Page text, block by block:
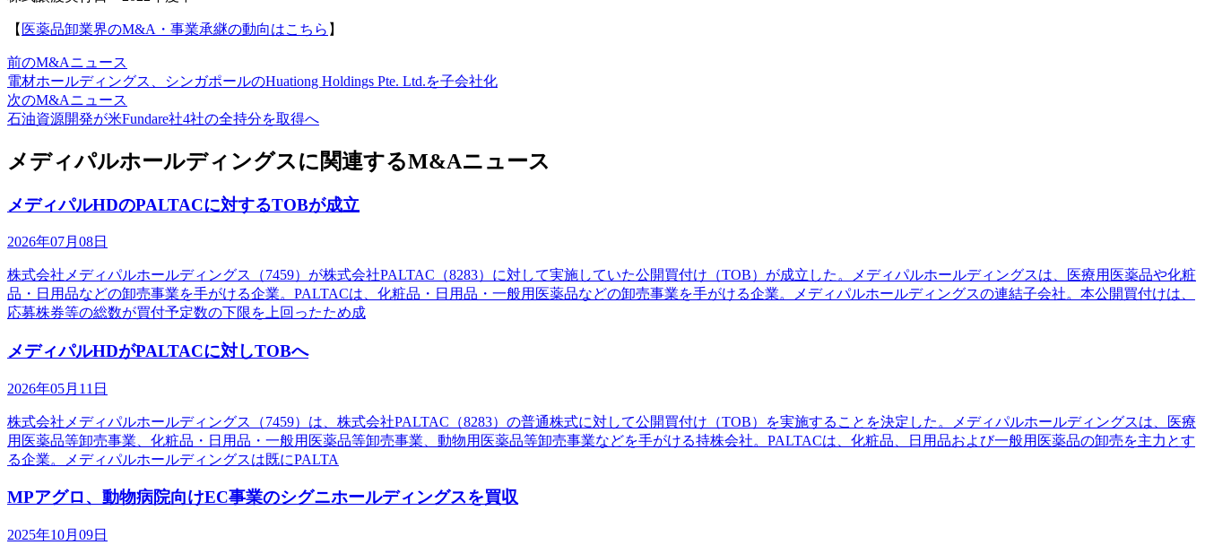
【 医薬品卸業界のM&A・事業承継の動向はこちら 】
前のM&Aニュース
電材ホールディングス、シンガポールのHuationg Holdings Pte. Ltd.を子会社化
次のM&Aニュース
石油資源開発が米Fundare社4社の全持分を取得へ
メディパルホールディングスに関連するM&Aニュース
メディパルHDのPALTACに対するTOBが成立
2026年07月08日
株式会社メディパルホールディングス（7459）が株式会社PALTAC（8283）に対して実施していた公開買付け（TOB）が成立した。メディパルホールディングスは、医療用医薬品や化粧
品・日用品などの卸売事業を手がける企業。PALTACは、化粧品・日用品・一般用医薬品などの卸売事業を手がける企業。メディパルホールディングスの連結子会社。本公開買付けは、
応募株券等の総数が買付予定数の下限を上回ったため成
メディパルHDがPALTACに対しTOBへ
2026年05月11日
株式会社メディパルホールディングス（7459）は、株式会社PALTAC（8283）の普通株式に対して公開買付け（TOB）を実施することを決定した。メディパルホールディングスは、医療
用医薬品等卸売事業、化粧品・日用品・一般用医薬品等卸売事業、動物用医薬品等卸売事業などを手がける持株会社。PALTACは、化粧品、日用品および一般用医薬品の卸売を主力とす
る企業。メディパルホールディングスは既にPALTA
MPアグロ、動物病院向けEC事業のシグニホールディングスを買収
2025年10月09日